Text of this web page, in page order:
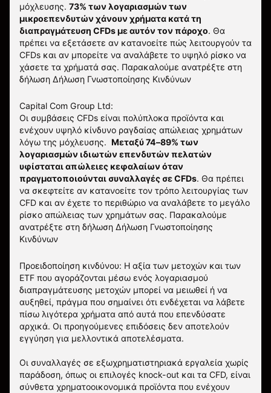
μόχλευσης. 73% των λογαριασμών των
μικροεπενδυτών χάνουν χρήματα κατά τη
διαπραγμάτευση CFDs με αυτόν τον πάροχο. Θα
πρέπει να εξετάσετε αν κατανοείτε πώς λειτουργούν τα
CFDs και αν μπορείτε να αναλάβετε το υψηλό ρίσκο να
χάσετε τα χρήματά σας. Παρακαλούμε ανατρέξτε στη
δήλωση Δήλωση Γνωστοποίησης Κινδύνων
Capital Com Group Ltd:
Οι συμβάσεις CFDs είναι πολύπλοκα προϊόντα και
ενέχουν υψηλό κίνδυνο ραγδαίας απώλειας χρημάτων
λόγω της μόχλευσης. Μεταξύ 74–89% των
λογαριασμών ιδιωτών επενδυτών πελατών
υφίσταται απώλειες κεφαλαίων όταν
πραγματοποιούνται συναλλαγές σε CFDs. Θα πρέπει
να σκεφτείτε αν κατανοείτε τον τρόπο λειτουργίας των
CFD και αν έχετε το περιθώριο να αναλάβετε το μεγάλο
ρίσκο απώλειας των χρημάτων σας. Παρακαλούμε
ανατρέξτε στη δήλωση Δήλωση Γνωστοποίησης
Κινδύνων
Προειδοποίηση κινδύνου: Η αξία των μετοχών και των
ETF που αγοράζονται μέσω ενός λογαριασμού
διαπραγμάτευσης μετοχών μπορεί να μειωθεί ή να
αυξηθεί, πράγμα που σημαίνει ότι ενδέχεται να λάβετε
πίσω λιγότερα χρήματα από αυτά που επενδύσατε
αρχικά. Οι προηγούμενες επιδόσεις δεν αποτελούν
εγγύηση για μελλοντικά αποτελέσματα.
Οι συναλλαγές σε εξωχρηματιστηριακά εργαλεία χωρίς
παράδοση, όπως οι επιλογές knock-out και τα CFD, είναι
σύνθετα χρηματοοικονομικά προϊόντα που ενέχουν